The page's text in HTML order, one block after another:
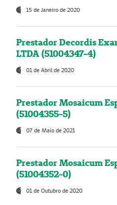
15 de Janeiro de 2020
Prestador Decordis
LTDA (51004347-4)
01 de Abril de 2020
Prestador Mosaicum
(51004355-5)
07 de Maio de 2021
Prestador Mosaicum
(51004352-0)
01 de Outubro de 2020